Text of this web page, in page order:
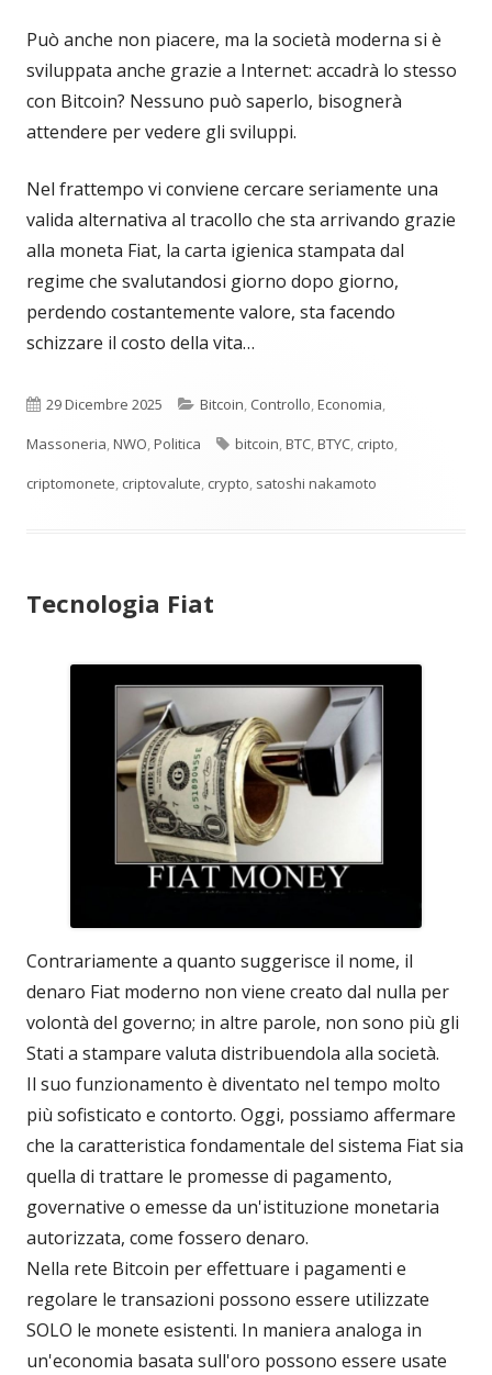
Può anche non piacere, ma la società moderna si è
sviluppata anche grazie a Internet: accadrà lo stesso
con Bitcoin? Nessuno può saperlo, bisognerà
attendere per vedere gli sviluppi.
Nel frattempo vi conviene cercare seriamente una
valida alternativa al tracollo che sta arrivando grazie
alla moneta Fiat, la carta igienica stampata dal
regime che svalutandosi giorno dopo giorno,
perdendo costantemente valore, sta facendo
schizzare il costo della vita…
Pubblicato
29 Dicembre 2025 Categorie
Bitcoin, Controllo,Economia,
Massoneria,NWO,Politica Tag
bitcoin,BTC,BTYC, cripto,
criptomonete, criptovalute, crypto, satoshi nakamoto
Tecnologia Fiat
Contrariamente a quanto suggerisce il nome, il
denaro Fiat moderno non viene creato dal nulla per
volontà del governo; in altre parole, non sono più gli
Stati a stampare valuta distribuendola alla società.
Il suo funzionamento è diventato nel tempo molto
più sofisticato e contorto. Oggi, possiamo affermare
che la caratteristica fondamentale del sistema Fiat sia
quella di trattare le promesse di pagamento,
governative o emesse da un'istituzione monetaria
autorizzata, come fossero denaro.
Nella rete Bitcoin per effettuare i pagamenti e
regolare le transazioni possono essere utilizzate
SOLO le monete esistenti. In maniera analoga in
un'economia basata sull'oro possono essere usate